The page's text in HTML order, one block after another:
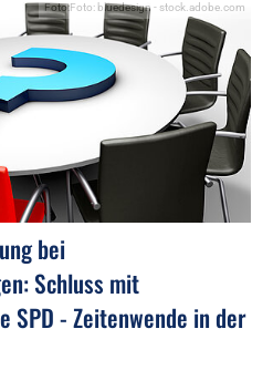
Foto:Foto: bluedesign - stock.adobe.com
bei
Schluss mit
SPD - Zeitenwende in der